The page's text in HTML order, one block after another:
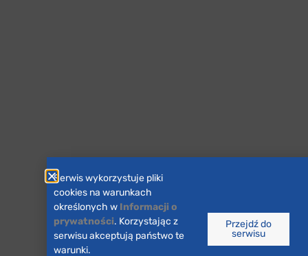
Serwis wykorzystuje pliki
cookies na warunkach
określonych w Informacji o
prywatności. Korzystając z
serwisu akceptują państwo te
warunki.
Przejdź do
serwisu